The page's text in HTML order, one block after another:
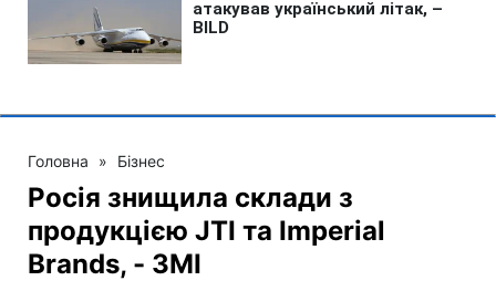
Головна » Бізнес
Росія знищила склади з
продукцією JTI та Imperial
Brands, - ЗМІ